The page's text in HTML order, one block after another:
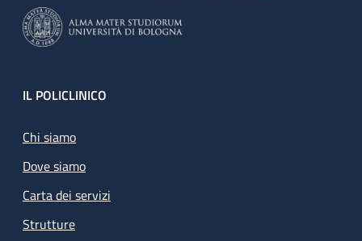
Footer
IL POLICLINICO
Chi siamo
Dove siamo
Carta dei servizi
Strutture